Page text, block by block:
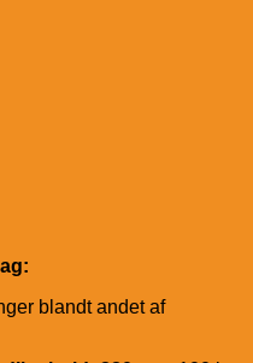
blandt andet af